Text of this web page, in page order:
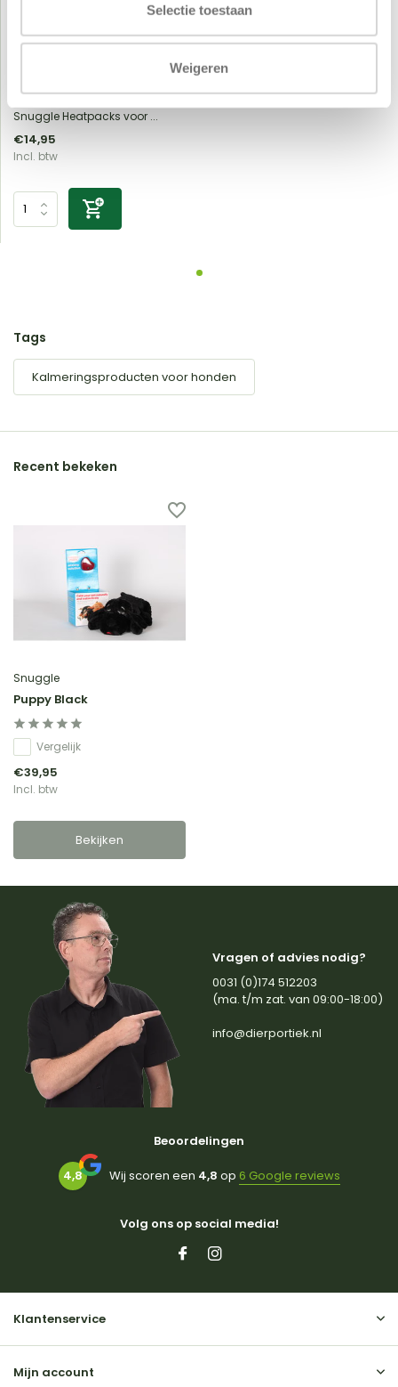
Selectie toestaan
Weigeren
Heatpacks voor 24 uur
Vergelijk
Snuggle Heatpacks voor ...
€14,95
Incl. btw
Tags
Kalmeringsproducten voor honden
Recent bekeken
Snuggle
Puppy Black
Vergelijk
€39,95
Incl. btw
Bekijken
Vragen of advies nodig?
0031 (0)174 512203
(ma. t/m zat. van 09:00-18:00)
info@dierportiek.nl
Beoordelingen
4,8 Wij scoren een 4,8 op 6 Google reviews
Volg ons op social media!
Klantenservice
Mijn account